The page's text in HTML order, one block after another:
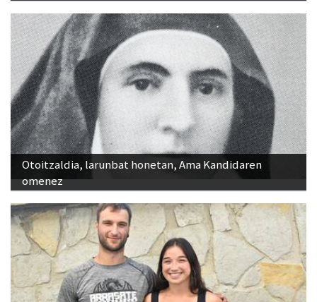
Otoitzaldia, larunbat honetan, Ama Kandidaren
omenez